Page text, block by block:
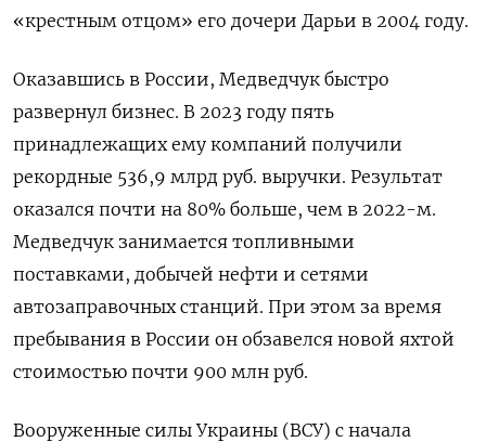
«крестным отцом» его дочери Дарьи в 2004 году.
Оказавшись в России, Медведчук быстро
развернул бизнес. В 2023 году пять
принадлежащих ему компаний получили
рекордные 536,9 млрд руб. выручки. Результат
оказался почти на 80% больше, чем в 2022-м.
Медведчук занимается топливными
поставками, добычей нефти и сетями
автозаправочных станций. При этом за время
пребывания в России он обзавелся новой яхтой
стоимостью почти 900 млн руб.
Вооруженные силы Украины (ВСУ) с начала